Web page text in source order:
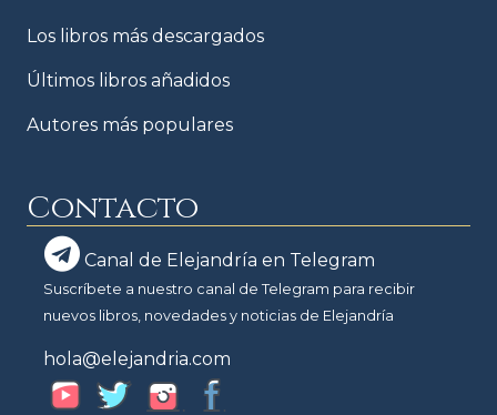
Los libros más descargados
Últimos libros añadidos
Autores más populares
Contacto
Canal de Elejandría en Telegram
Suscríbete a nuestro canal de Telegram para recibir
nuevos libros, novedades y noticias de Elejandría
hola@elejandria.com